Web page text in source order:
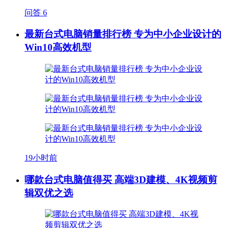
问答 6
最新台式电脑销量排行榜 专为中小企业设计的
Win10高效机型
19小时前
哪款台式电脑值得买 高端3D建模、4K视频剪
辑双优之选